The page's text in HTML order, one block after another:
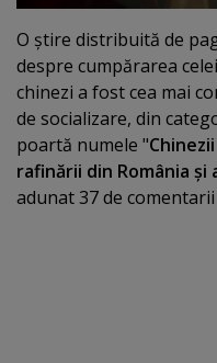
O ştire distribuită de
despre cumpărarea
chinezi a fost cea mai
de socializare, din
poartă numele "
rafinării din România şi
adunat 37 de